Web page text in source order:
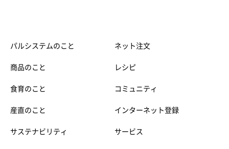
パルシステムのこと
商品のこと
食育のこと
産直のこと
サステナビリティ
ネット注文
レシピ
コミュニティ
インターネット登録
サービス